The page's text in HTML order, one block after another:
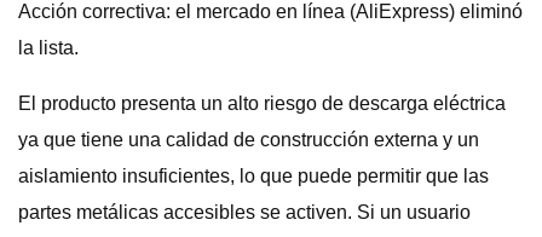
Acción correctiva: el mercado en línea (AliExpress) eliminó
la lista.
El producto presenta un alto riesgo de descarga eléctrica
ya que tiene una calidad de construcción externa y un
aislamiento insuficientes, lo que puede permitir que las
partes metálicas accesibles se activen. Si un usuario